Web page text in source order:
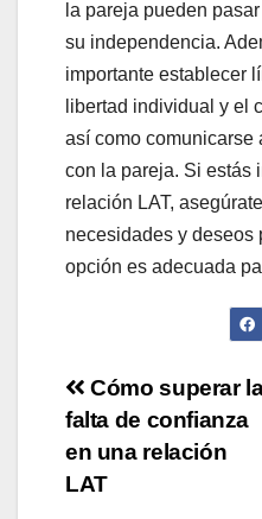
la pareja pueden
su independencia.
importante establecer
libertad individual y el
así como comunicarse
con la pareja. Si estás
relación LAT,
necesidades y deseos
opción es adecuada
de
entradas
Cómo superar
falta de confianza
en una relación
LAT